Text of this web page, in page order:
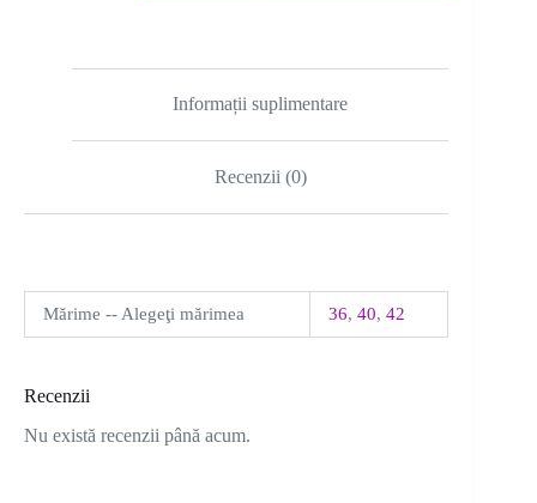
Informații suplimentare
Recenzii (0)
Mărime -- Alegeţi mărimea 36, 40, 42
Recenzii
Nu există recenzii până acum.